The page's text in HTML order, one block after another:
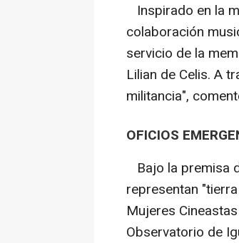
Inspirado en la
colaboración
servicio de la
Lilian de Celis. A
militancia",
OFICIOS
Bajo la premisa
representan
Mujeres
Observatorio de